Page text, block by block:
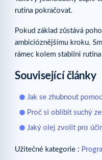
rutina pokračovat.
Pokud základ zůstává
ambicióznějšímu kroku.
rámec kolem stabilni
Související články
Jak se zhubnout
Proč si oblíbit suchý
Jaký olej zvolit pro
Užitečné kategorie :